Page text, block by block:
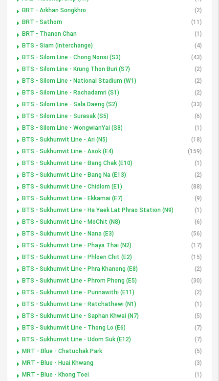
BRT - Arkhan Songkhro
(2)
BRT - Sathorn
(11)
BRT - Thanon Chan
(1)
BTS - Siam (Interchange)
(4)
BTS - Silom Line - Chong Nonsi (S3)
(43)
BTS - Silom Line - Krung Thon Buri (S7)
(2)
BTS - Silom Line - National Stadium (W1)
(2)
BTS - Silom Line - Rachadamri (S1)
(2)
BTS - Silom Line - Sala Daeng (S2)
(33)
BTS - Silom Line - Surasak (S5)
(6)
BTS - Silom Line - WongwianYai (S8)
(1)
BTS - Sukhumvit Line - Ari (N5)
(18)
BTS - Sukhumvit Line - Asok (E4)
(159)
BTS - Sukhumvit Line - Bang Chak (E10)
(1)
BTS - Sukhumvit Line - Bang Na (E13)
(2)
BTS - Sukhumvit Line - Chidlom (E1)
(88)
BTS - Sukhumvit Line - Ekkamai (E7)
(9)
BTS - Sukhumvit Line - Ha Yaek Lat Phrao Station (N9)
(1)
BTS - Sukhumvit Line - MoChit (N8)
(6)
BTS - Sukhumvit Line - Nana (E3)
(56)
BTS - Sukhumvit Line - Phaya Thai (N2)
(17)
BTS - Sukhumvit Line - Phloen Chit (E2)
(15)
BTS - Sukhumvit Line - Phra Khanong (E8)
(2)
BTS - Sukhumvit Line - Phrom Phong (E5)
(30)
BTS - Sukhumvit Line - Punnawithi (E11)
(2)
BTS - Sukhumvit Line - Ratchathewi (N1)
(1)
BTS - Sukhumvit Line - Saphan Khwai (N7)
(5)
BTS - Sukhumvit Line - Thong Lo (E6)
(7)
BTS - Sukhumvit Line - Udom Suk (E12)
(7)
MRT - Blue - Chatuchak Park
(5)
MRT - Blue - Huai Khwang
(3)
MRT - Blue - Khong Toei
(1)